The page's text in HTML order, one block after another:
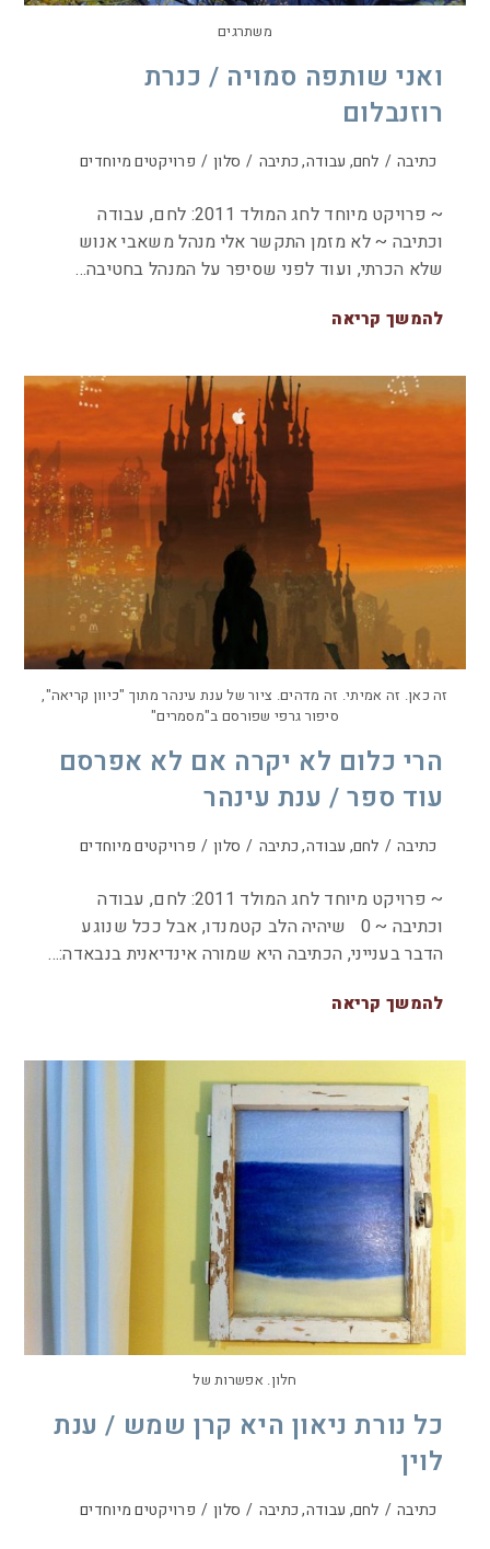
משתרגים
ואני שותפה סמויה / כנרת
רוזנבלום
כתיבה / לחם, עבודה, כתיבה / סלון / פרויקטים מיוחדים
~ פרויקט מיוחד לחג המולד 2011: לחם, עבודה
וכתיבה ~ לא מזמן התקשר אלי מנהל משאבי אנוש
שלא הכרתי, ועוד לפני שסיפר על המנהל בחטיבה…
להמשך קריאה
זה כאן. זה אמיתי. זה מדהים. ציור של ענת עינהר מתוך "כיוון קריאה",
סיפור גרפי שפורסם ב"מסמרים"
הרי כלום לא יקרה אם לא אפרסם
עוד ספר / ענת עינהר
כתיבה / לחם, עבודה, כתיבה / סלון / פרויקטים מיוחדים
~ פרויקט מיוחד לחג המולד 2011: לחם, עבודה
וכתיבה ~ 0 שיהיה הלב קטמנדו, אבל ככל שנוגע
הדבר בענייני, הכתיבה היא שמורה אינדיאנית בנבאדה:…
להמשך קריאה
חלון. אפשרות של
כל נורת ניאון היא קרן שמש / ענת
לוין
כתיבה / לחם, עבודה, כתיבה / סלון / פרויקטים מיוחדים